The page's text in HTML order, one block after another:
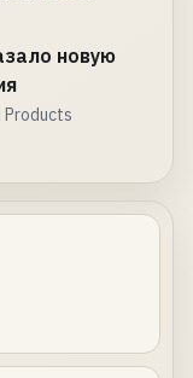
новую
Products